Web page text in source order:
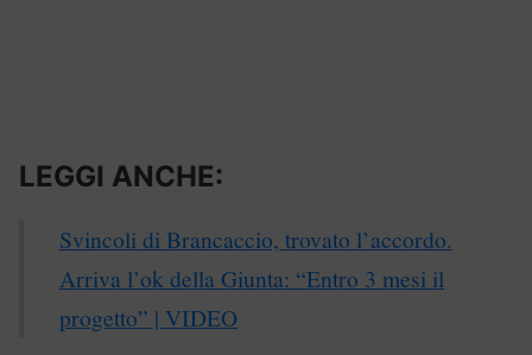
LEGGI ANCHE:
Svincoli di Brancaccio, trovato l’accordo.
Arriva l’ok della Giunta: “Entro 3 mesi il
progetto” | VIDEO